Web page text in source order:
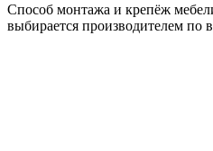
Способ монтажа и крепёж
выбирается производителем по